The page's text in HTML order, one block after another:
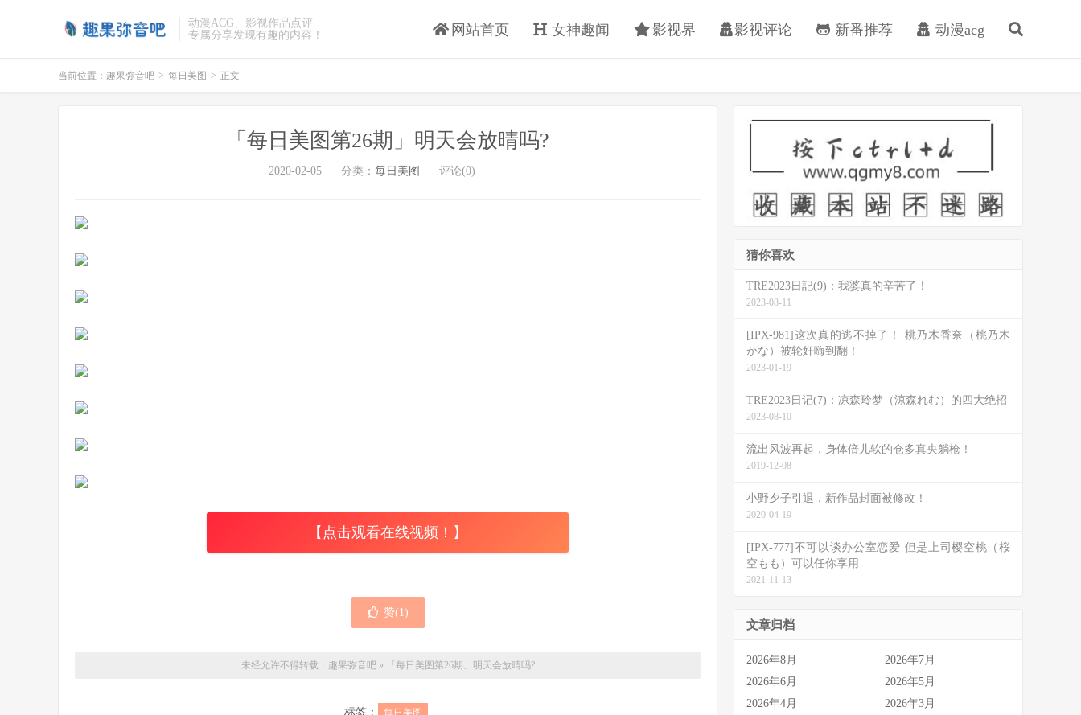
动漫ACG、影视作品点评
专属分享发现有趣的内容！
网站首页 女神趣闻 影视界 影视评论 新番推荐 动漫acg
当前位置： 趣果弥音吧 > 每日美图 > 正文
「每日美图第26期」明天会放晴吗?
2020-02-05 分类： 每日美图 评论(0)
【点击观看在线视频！】
赞(1)
未经允许不得转载： 趣果弥音吧» 「每日美图第26期」明天会放晴吗?
标签： 每日美图
猜你喜欢
TRE2023日記(9)：我婆真的辛苦了！
2023-08-11
[IPX-981]这次真的逃不掉了！ 桃乃木香奈（桃乃木
かな）被轮奸嗨到翻！
2023-01-19
TRE2023日记(7)：凉森玲梦（涼森れむ）的四大绝招
2023-08-10
流出风波再起，身体倍儿软的仓多真央躺枪！
2019-12-08
小野夕子引退，新作品封面被修改！
2020-04-19
[IPX-777]不可以谈办公室恋爱 但是上司樱空桃（桜
空もも）可以任你享用
2021-11-13
文章归档
2026年8月
2026年7月
2026年6月
2026年5月
2026年4月
2026年3月